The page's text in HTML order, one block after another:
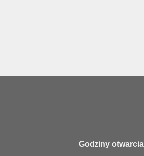
Godziny otwarcia